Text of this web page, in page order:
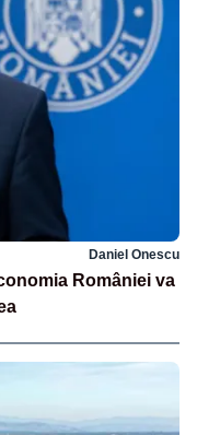
Daniel Onescu
României va